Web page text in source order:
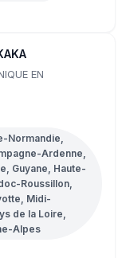
EN
Normandie,
Ardenne,
Guyane, Haute-
Roussillon,
Midi-
de la Loire,
Alpes